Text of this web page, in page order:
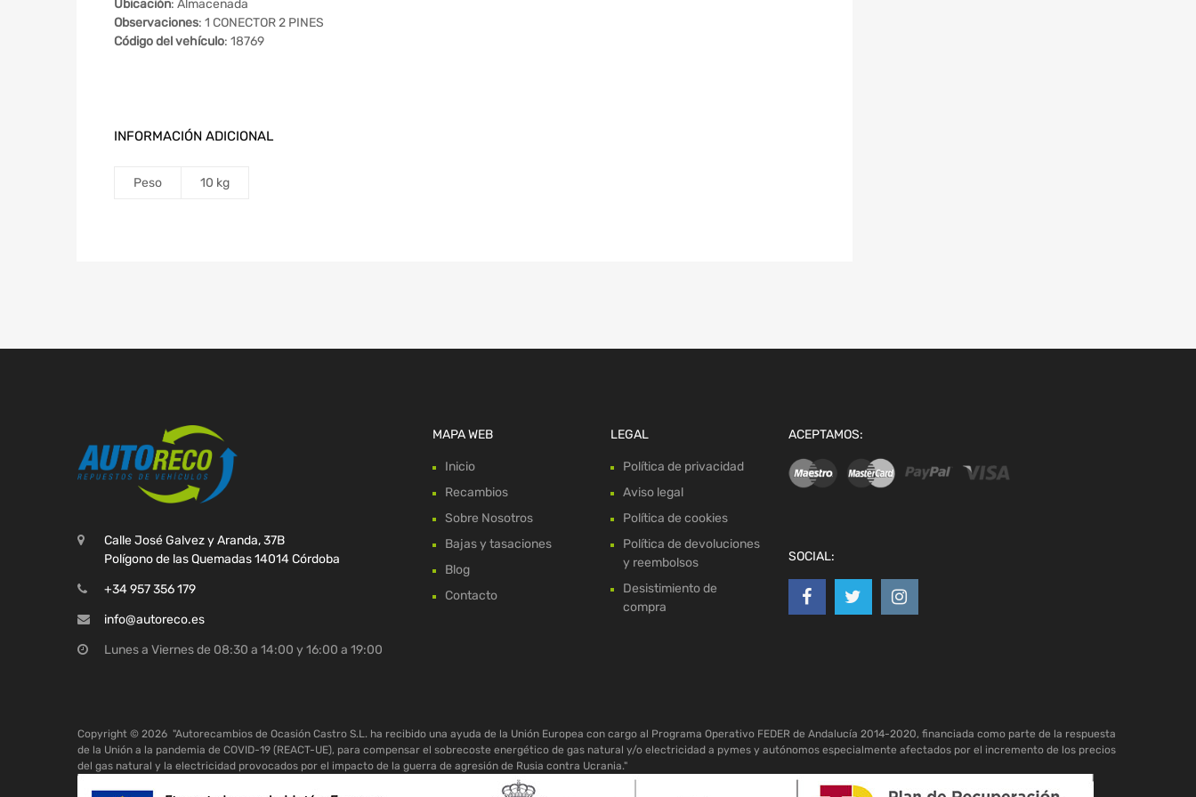
Ubicación: Almacenada
Observaciones: 1 CONECTOR 2 PINES
Código del vehículo: 18769
INFORMACIÓN ADICIONAL
Peso 10 kg
Calle José Galvez y Aranda, 37B
Polígono de las Quemadas 14014 Córdoba
+34 957 356 179
info@autoreco.es
Lunes a Viernes de 08:30 a 14:00 y 16:00 a 19:00
MAPA WEB
Inicio
Recambios
Sobre Nosotros
Bajas y tasaciones
Blog
Contacto
LEGAL
Política de privacidad
Aviso legal
Política de cookies
Política de devoluciones
y reembolsos
Desistimiento de
compra
ACEPTAMOS:
SOCIAL:
Copyright © 2026 "Autorecambios de Ocasión Castro S.L. ha recibido una ayuda de la Unión Europea con cargo al Programa Operativo FEDER de Andalucía 2014-2020, financiada como parte de la respuesta
de la Unión a la pandemia de COVID-19 (REACT-UE), para compensar el sobrecoste energético de gas natural y/o electricidad a pymes y autónomos especialmente afectados por el incremento de los precios
del gas natural y la electricidad provocados por el impacto de la guerra de agresión de Rusia contra Ucrania."